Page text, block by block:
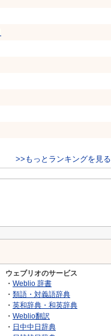
>>もっとランキングを見る
ウェブリオのサービス
・ Weblio 辞書
・ 類語・対義語辞典
・ 英和辞典・和英辞典
・ Weblio翻訳
・ 日中中日辞典